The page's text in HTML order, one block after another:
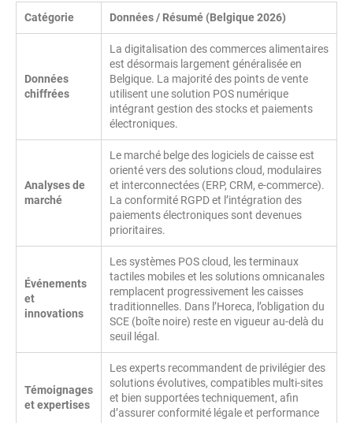
Catégorie Données / Résumé (Belgique 2026)
Données
chiffrées
La digitalisation des commerces alimentaires
est désormais largement généralisée en
Belgique. La majorité des points de vente
utilisent une solution POS numérique
intégrant gestion des stocks et paiements
électroniques.
Analyses de
marché
Le marché belge des logiciels de caisse est
orienté vers des solutions cloud, modulaires
et interconnectées (ERP, CRM, e-commerce).
La conformité RGPD et l’intégration des
paiements électroniques sont devenues
prioritaires.
Événements
et
innovations
Les systèmes POS cloud, les terminaux
tactiles mobiles et les solutions omnicanales
remplacent progressivement les caisses
traditionnelles. Dans l’Horeca, l’obligation du
SCE (boîte noire) reste en vigueur au-delà du
seuil légal.
Témoignages
et expertises
Les experts recommandent de privilégier des
solutions évolutives, compatibles multi-sites
et bien supportées techniquement, afin
d’assurer conformité légale et performance